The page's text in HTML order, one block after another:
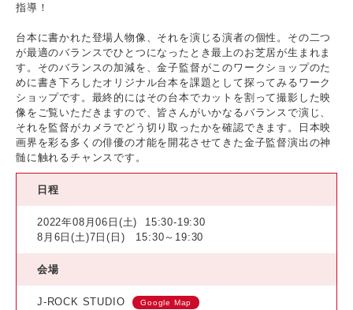
指導！
台本に書かれた登場人物像、それを演じる演者の個性。その二つ
が最適のバランスでひとつになったとき最上のお芝居が生まれま
す。そのバランスの加減を、金子監督がこのワークショップのた
めに書き下ろしたオリジナル台本を課題として探ってみるワーク
ショップです。最終的にはその台本でカットを割って撮影した映
像をご覧いただきますので、皆さんがいかなるバランスで演じ、
それを監督がカメラでどう切り取ったかを確認できます。日本映
画界を彩る多くの俳優の才能を開花させてきた金子監督演出の神
髄に触れるチャンスです。
日程
2022年08月06日(土)
15:30-19:30
8月6日(土)7日(日) 15:30～19:30
会場
J-ROCK STUDIO Google Map